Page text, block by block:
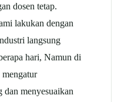
dosen tetap.
lakukan dengan
langsung
hari, Namun di
dan menyesuaikan